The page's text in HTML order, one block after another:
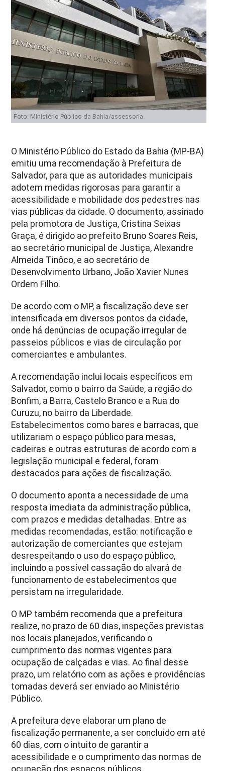
Foto: Ministério Público da Bahia/assessoria
O Ministério Público do Estado da Bahia (MP-BA)
emitiu uma recomendação à Prefeitura de
Salvador, para que as autoridades municipais
adotem medidas rigorosas para garantir a
acessibilidade e mobilidade dos pedestres nas
vias públicas da cidade. O documento, assinado
pela promotora de Justiça, Cristina Seixas
Graça, é dirigido ao prefeito Bruno Soares Reis,
ao secretário municipal de Justiça, Alexandre
Almeida Tinôco, e ao secretário de
Desenvolvimento Urbano, João Xavier Nunes
Ordem Filho.
De acordo com o MP, a fiscalização deve ser
intensificada em diversos pontos da cidade,
onde há denúncias de ocupação irregular de
passeios públicos e vias de circulação por
comerciantes e ambulantes.
A recomendação inclui locais específicos em
Salvador, como o bairro da Saúde, a região do
Bonfim, a Barra, Castelo Branco e a Rua do
Curuzu, no bairro da Liberdade.
Estabelecimentos como bares e barracas, que
utilizariam o espaço público para mesas,
cadeiras e outras estruturas de acordo com a
legislação municipal e federal, foram
destacados para ações de fiscalização.
O documento aponta a necessidade de uma
resposta imediata da administração pública,
com prazos e medidas detalhadas. Entre as
medidas recomendadas, estão: notificação e
autorização de comerciantes que estejam
desrespeitando o uso do espaço público,
incluindo a possível cassação do alvará de
funcionamento de estabelecimentos que
persistam na irregularidade.
O MP também recomenda que a prefeitura
realize, no prazo de 60 dias, inspeções previstas
nos locais planejados, verificando o
cumprimento das normas vigentes para
ocupação de calçadas e vias. Ao final desse
prazo, um relatório com as ações e providências
tomadas deverá ser enviado ao Ministério
Público.
A prefeitura deve elaborar um plano de
fiscalização permanente, a ser concluído em até
60 dias, com o intuito de garantir a
acessibilidade e o cumprimento das normas de
ocupação dos espaços públicos,